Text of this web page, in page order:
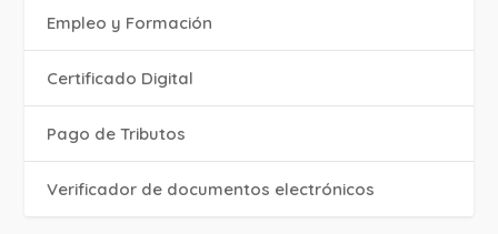
Empleo y Formación
Certificado Digital
Pago de Tributos
Verificador de documentos electrónicos